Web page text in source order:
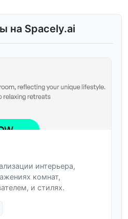
на Spacely.ai
интерьера,
комнат,
и стилях.